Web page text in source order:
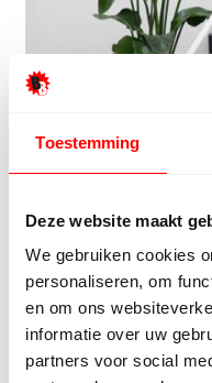
Toestemming
Deze website maakt
We gebruiken cookies
personaliseren, om
en om ons
informatie over uw
partners voor social